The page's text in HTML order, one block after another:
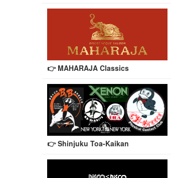
👉 MAHARAJA Classics
👉 Shinjuku Toa-Kaikan